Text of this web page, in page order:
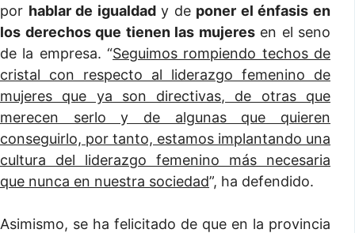
por hablar de igualdady de poner el énfasis en
los derechos que tienen las mujeresen el seno
de la empresa. “Seguimos rompiendo techos de
cristal con respecto al liderazgo femenino de
mujeres que ya son directivas, de otras que
merecen serlo y de algunas que quieren
conseguirlo, por tanto, estamos implantando una
cultura del liderazgo femenino más necesaria
que nunca en nuestra sociedad”, ha defendido.
Asimismo, se ha felicitado de que en la provincia